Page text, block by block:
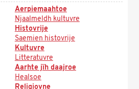
Aerpiemaahtoe
Njaalmeldh kultuvre
Histovrije
Saemien histovrije
Kultuvre
Litteratuvre
Aarhte jïh daajroe
Healsoe